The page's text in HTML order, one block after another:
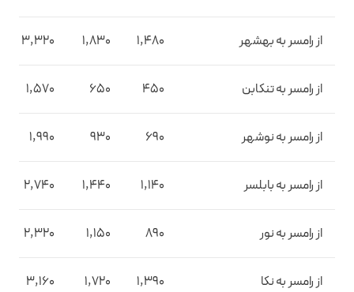
از رامسر به بهشهر 1,480
1,830
3,320
از رامسر به تنکابن 450
650
1,570
از رامسر به نوشهر 690
930
1,990
از رامسر به بابلسر 1,140
1,440
2,740
از رامسر به نور 890
1,150
2,320
از رامسر به نکا 1,390
1,720
3,160